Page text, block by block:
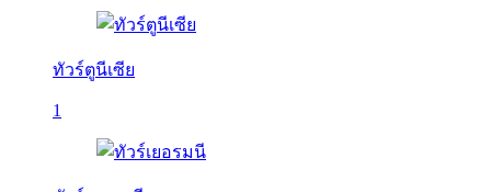
ทัวร์ตูนีเซีย
1